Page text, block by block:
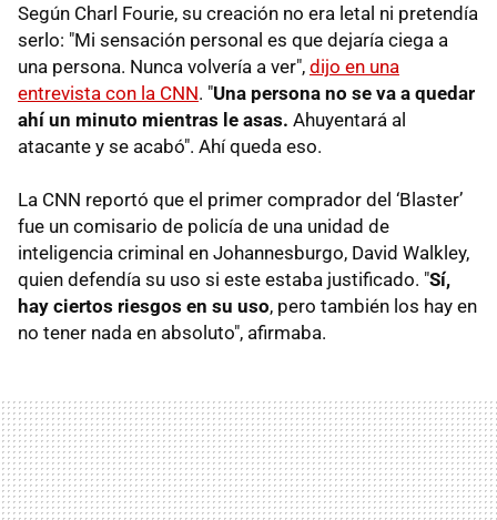
Según Charl Fourie, su creación no era letal ni pretendía
serlo: "Mi sensación personal es que dejaría ciega a
una persona. Nunca volvería a ver", dijo en una
entrevista con la CNN. "Una persona no se va a quedar
ahí un minuto mientras le asas. Ahuyentará al
atacante y se acabó". Ahí queda eso.
La CNN reportó que el primer comprador del ‘Blaster’
fue un comisario de policía de una unidad de
inteligencia criminal en Johannesburgo, David Walkley,
quien defendía su uso si este estaba justificado. "Sí,
hay ciertos riesgos en su uso, pero también los hay en
no tener nada en absoluto", afirmaba.